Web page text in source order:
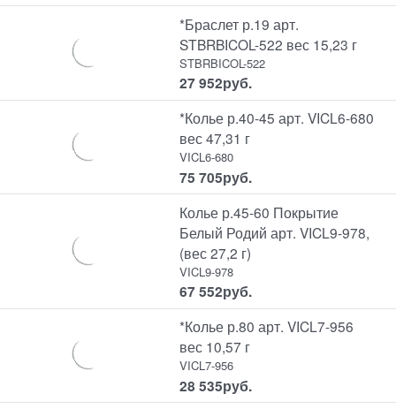
*Браслет р.19 арт.
STBRBICOL-522 вес 15,23 г
STBRBICOL-522
27 952руб.
*Колье р.40-45 арт. VICL6-680
вес 47,31 г
VICL6-680
75 705руб.
Колье р.45-60 Покрытие
Белый Родий арт. VICL9-978,
(вес 27,2 г)
VICL9-978
67 552руб.
*Колье р.80 арт. VICL7-956
вес 10,57 г
VICL7-956
28 535руб.